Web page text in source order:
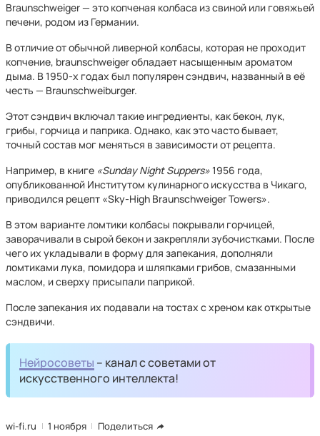
Braunschweiger — это копченая колбаса из свиной или говяжьей
печени, родом из Германии.
В отличие от обычной ливерной колбасы, которая не проходит
копчение, braunschweiger обладает насыщенным ароматом
дыма. В 1950-х годах был популярен сэндвич, названный в её
честь — Braunschweiburger.
Этот сэндвич включал такие ингредиенты, как бекон, лук,
грибы, горчица и паприка. Однако, как это часто бывает,
точный состав мог меняться в зависимости от рецепта.
Например, в книге «Sunday Night Suppers»1956 года,
опубликованной Институтом кулинарного искусства в Чикаго,
приводился рецепт «Sky-High Braunschweiger Towers».
В этом варианте ломтики колбасы покрывали горчицей,
заворачивали в сырой бекон и закрепляли зубочистками. После
чего их укладывали в форму для запекания, дополняли
ломтиками лука, помидора и шляпками грибов, смазанными
маслом, и сверху присыпали паприкой.
После запекания их подавали на тостах с хреном как открытые
сэндвичи.
Нейросоветы – канал с советами от
искусственного интеллекта!
wi-fi.ru 1 ноября Поделиться